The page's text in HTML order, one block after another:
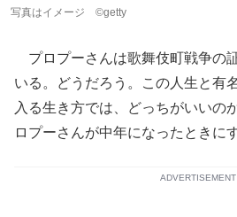
写真はイメージ ©getty
プロプーさんは歌舞伎町戦争の
いる。どうだろう。この人生と有
入る生き方では、どっちがいいの
ロプーさんが中年になったときに
ADVERTISEMENT